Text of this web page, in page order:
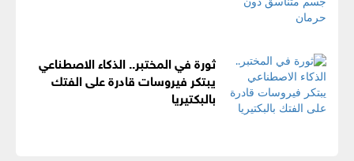
ثورة في المختبر.. الذكاء الاصطناعي
يبتكر فيروسات قادرة على الفتك
بالبكتيريا